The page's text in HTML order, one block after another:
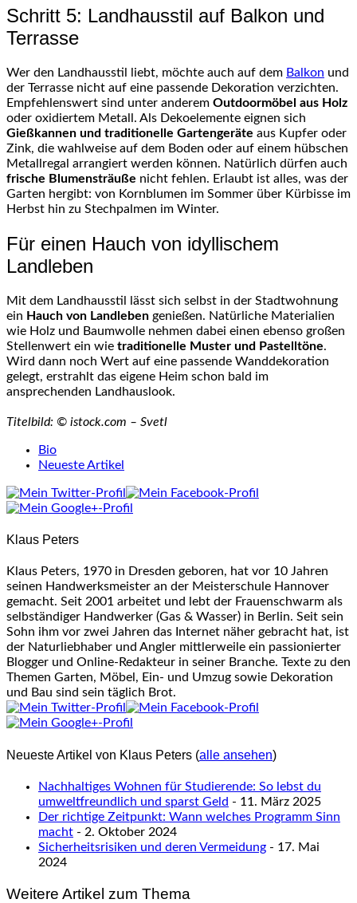
Schritt 5: Landhausstil auf Balkon und
Terrasse
Wer den Landhausstil liebt, möchte auch auf dem Balkon und
der Terrasse nicht auf eine passende Dekoration verzichten.
Empfehlenswert sind unter anderem Outdoormöbel aus Holz
oder oxidiertem Metall. Als Dekoelemente eignen sich
Gießkannen und traditionelle Gartengeräte aus Kupfer oder
Zink, die wahlweise auf dem Boden oder auf einem hübschen
Metallregal arrangiert werden können. Natürlich dürfen auch
frische Blumensträuße nicht fehlen. Erlaubt ist alles, was der
Garten hergibt: von Kornblumen im Sommer über Kürbisse im
Herbst hin zu Stechpalmen im Winter.
Für einen Hauch von idyllischem
Landleben
Mit dem Landhausstil lässt sich selbst in der Stadtwohnung
ein Hauch von Landleben genießen. Natürliche Materialien
wie Holz und Baumwolle nehmen dabei einen ebenso großen
Stellenwert ein wie traditionelle Muster und Pastelltöne.
Wird dann noch Wert auf eine passende Wanddekoration
gelegt, erstrahlt das eigene Heim schon bald im
ansprechenden Landhauslook.
Titelbild: © istock.com – Svetl
following
tabs
change
below.
Bio
Neueste Artikel
Klaus Peters
Klaus Peters, 1970 in Dresden geboren, hat vor 10 Jahren
seinen Handwerksmeister an der Meisterschule Hannover
gemacht. Seit 2001 arbeitet und lebt der Frauenschwarm als
selbständiger Handwerker (Gas & Wasser) in Berlin. Seit sein
Sohn ihm vor zwei Jahren das Internet näher gebracht hat, ist
der Naturliebhaber und Angler mittlerweile ein passionierter
Blogger und Online-Redakteur in seiner Branche. Texte zu den
Themen Garten, Möbel, Ein- und Umzug sowie Dekoration
und Bau sind sein täglich Brot.
Neueste Artikel von Klaus Peters (alle ansehen)
Nachhaltiges Wohnen für Studierende: So lebst du
umweltfreundlich und sparst Geld - 11. März 2025
Der richtige Zeitpunkt: Wann welches Programm Sinn
macht - 2. Oktober 2024
Sicherheitsrisiken und deren Vermeidung - 17. Mai
2024
Weitere Artikel zum Thema